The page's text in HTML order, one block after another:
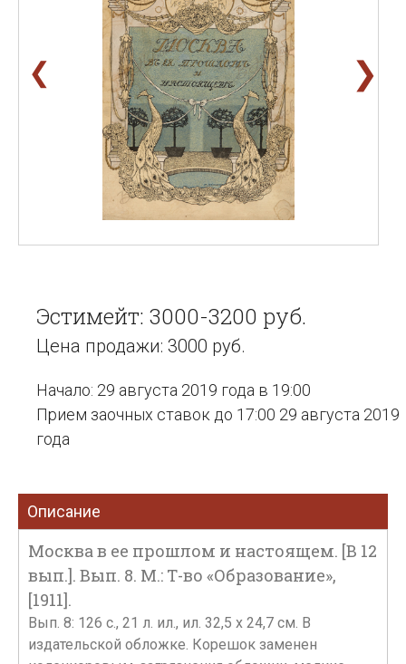
❮ ❯
Эстимейт: 3000-3200 руб.
Цена продажи: 3000 руб.
Начало: 29 августа 2019 года в 19:00
Прием заочных ставок до 17:00 29 августа 2019
года
Описание
Москва в ее прошлом и настоящем. [В 12
вып.]. Вып. 8. М.: Т-во «Образование»,
[1911].
Вып. 8: 126 с., 21 л. ил., ил. 32,5 х 24,7 см. В
издательской обложке. Корешок заменен